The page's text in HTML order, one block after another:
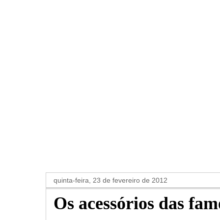
quinta-feira, 23 de fevereiro de 2012
Os acessórios das